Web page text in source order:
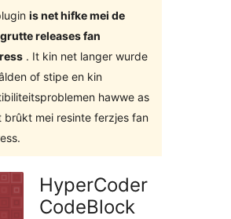
is net hifke mei de
releases fan
. It kin net langer wurde
of stipe en kin
hawwe as
brûkt mei resinte ferzjes fan
HyperCoder
CodeBlock